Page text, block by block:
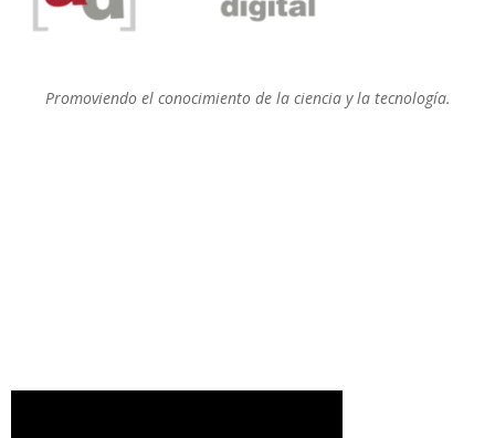
Promoviendo el conocimiento de la ciencia y la tecnología.